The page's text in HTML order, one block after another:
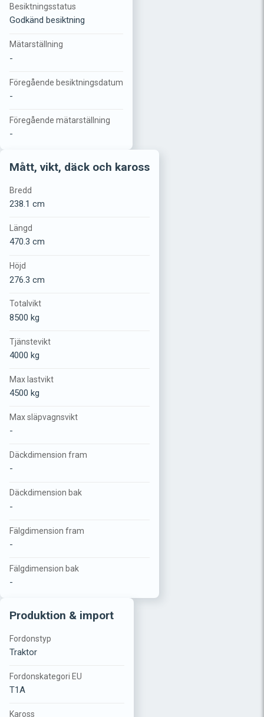
Besiktningsstatus
Godkänd besiktning
Mätarställning
-
Föregående besiktningsdatum
-
Föregående mätarställning
-
Mått, vikt, däck och kaross
Bredd
238.1 cm
Längd
470.3 cm
Höjd
276.3 cm
Totalvikt
8500 kg
Tjänstevikt
4000 kg
Max lastvikt
4500 kg
Max släpvagnsvikt
-
Däckdimension fram
-
Däckdimension bak
-
Fälgdimension fram
-
Fälgdimension bak
-
Produktion & import
Fordonstyp
Traktor
Fordonskategori EU
T1A
Kaross